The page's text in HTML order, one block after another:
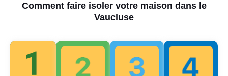
Comment faire isoler votre maison dans le
Vaucluse